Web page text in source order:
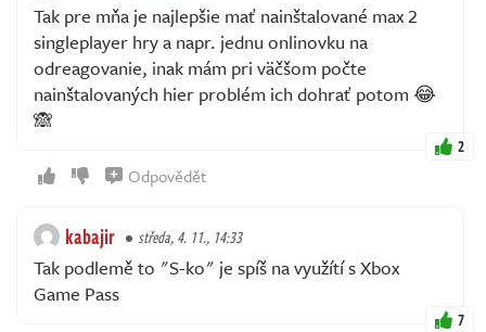
Tak pre mňa je najlepšie mať nainštalované max 2
singleplayer hry a napr. jednu onlinovku na
odreagovanie, inak mám pri väčšom počte
nainštalovaných hier problém ich dohrať potom 😂
🙈
2
Odpovědět
kabajir středa, 4. 11., 14:33
Tak podlemě to "S-ko" je spíš na využítí s Xbox
Game Pass
7